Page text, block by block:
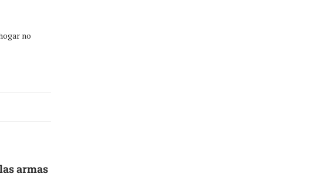
no
armas